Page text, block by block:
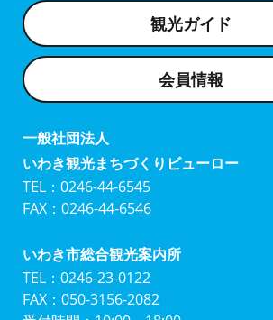
観光ガイド
会員情報
一般社団法人
いわき観光まちづくりビューロー
TEL：0246-44-6545
FAX：0246-44-6546
いわき市総合観光案内所
TEL：0246-23-0122
FAX：050-3156-2082